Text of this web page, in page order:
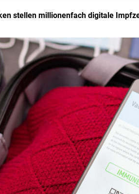
stellen millionenfach digitale